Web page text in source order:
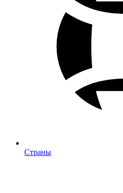
Страны